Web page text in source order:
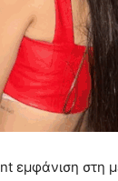
εμφάνιση στη